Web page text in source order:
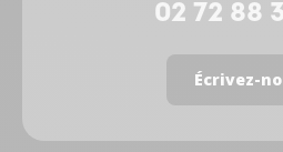
02 72 88
Écrivez-